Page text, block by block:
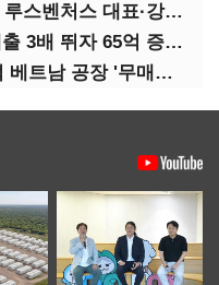
[IB토마토](IB&피플)최진용 루스벤처스 대표·강승순 이사
[IB토마토]그린생명과학, 매출 3배 뛰자 65억 증설…상위 2곳 의존도 82%
[IB토마토]삼일제약, 1400억 베트남 공장 '무매출'…한계기업 편입 위기